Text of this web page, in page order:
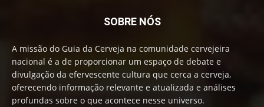
SOBRE NÓS
A missão do Guia da Cerveja na comunidade cervejeira
nacional é a de proporcionar um espaço de debate e
divulgação da efervescente cultura que cerca a cerveja,
oferecendo informação relevante e atualizada e análises
profundas sobre o que acontece nesse universo.